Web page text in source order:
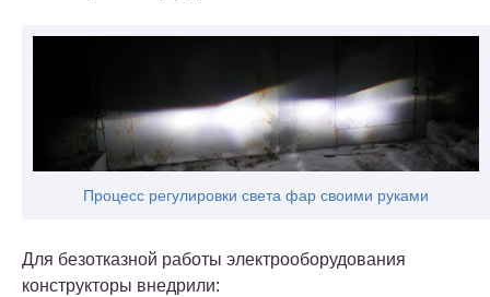
Процесс регулировки света фар своими руками
Для безотказной работы электрооборудования
конструкторы внедрили: